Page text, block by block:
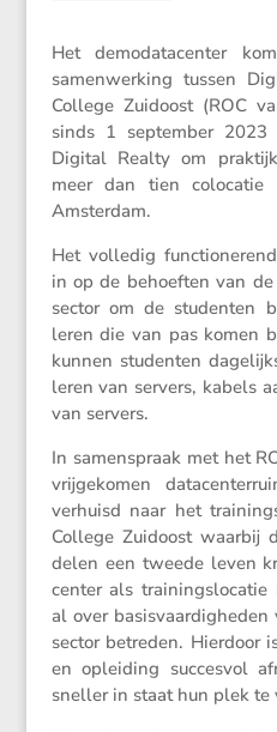
Het demoda­ta­center
samen­wer­king tussen
College Zuidoost (ROC
sinds 1 september
Digital Realty om
meer dan tien
Amsterdam.
Het volledig
in op de behoeften van
sector om de studenten
leren die van pas komen
kunnen studenten
leren van servers, kabels
van servers.
In samen­spraak met het
vrijge­komen
verhuisd naar het
College Zuidoost
delen een tweede leven
center als trainingslo­catie
al over
sector betreden. Hierdoor
en oplei­ding succesvol
sneller in staat hun plek te